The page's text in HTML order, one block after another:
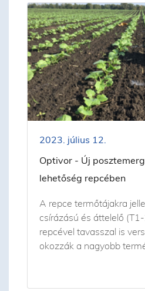
2023. július 12.
Optivor - Új
lehetőség repcében
A repce termőtájakra
csírázású és áttelelő
repcével tavasszal is
okozzák a nagyobb